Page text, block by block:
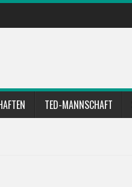
TED-MANNSCHAFT